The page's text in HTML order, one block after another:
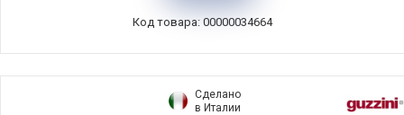
Код товара: 00000034664
Сделано
в Италии